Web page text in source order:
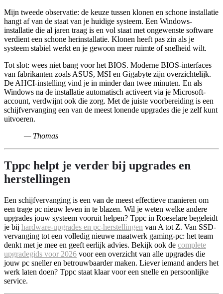
Mijn tweede observatie: de keuze tussen klonen en schone installatie
hangt af van de staat van je huidige systeem. Een Windows-
installatie die al jaren traag is en vol staat met ongewenste software
verdient een schone herinstallatie. Klonen heeft pas zin als je
systeem stabiel werkt en je gewoon meer ruimte of snelheid wilt.
Tot slot: wees niet bang voor het BIOS. Moderne BIOS-interfaces
van fabrikanten zoals ASUS, MSI en Gigabyte zijn overzichtelijk.
De AHCI-instelling vind je in minder dan twee minuten. En als
Windows na de installatie automatisch activeert via je Microsoft-
account, verdwijnt ook die zorg. Met de juiste voorbereiding is een
schijfvervanging een van de meest lonende upgrades die je zelf kunt
uitvoeren.
— Thomas
Tppc helpt je verder bij upgrades en
herstellingen
Een schijfvervanging is een van de meest effectieve manieren om
een trage pc nieuw leven in te blazen. Wil je weten welke andere
upgrades jouw systeem vooruit helpen? Tppc in Roeselare begeleidt
je bij hardware-upgrades en pc-herstellingen van A tot Z. Van SSD-
vervanging tot een volledig nieuwe maatwerk gaming-pc: het team
denkt met je mee en geeft eerlijk advies. Bekijk ook de complete
upgradegids voor 2026 voor een overzicht van alle upgrades die
jouw pc sneller en betrouwbaarder maken. Liever iemand anders het
werk laten doen? Tppc staat klaar voor een snelle en persoonlijke
service.